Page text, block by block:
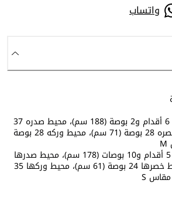
واتساب
طول العارض ستيفن 6 أقدام و2 بوصة (188 سم)، محيط صدره 37
بوصة (94 سم)، محيط خصره 28 بوصة (71 سم)، محيط وركه 28 بوصة
طول العارضة غريس 5 أقدام و10 بوصات (178 سم)، محيط صدرها
31 بوصة (79 سم)، محيط خصرها 24 بوصة (61 سم)، محيط وركها 35